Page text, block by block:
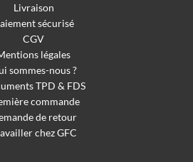
Livraison
sécurisé
CGV
légales
sommes-nous ?
TPD & FDS
commande
de retour
chez GFC